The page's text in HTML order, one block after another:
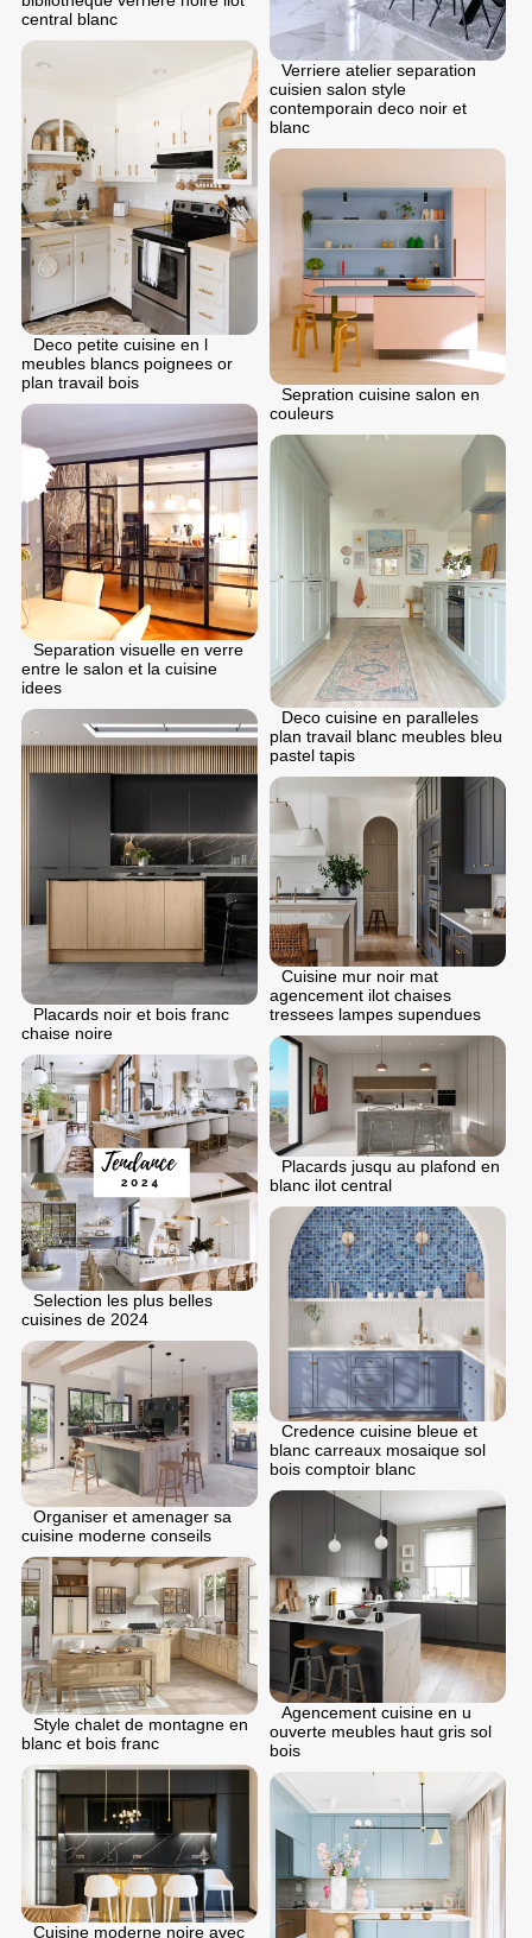
Verriere atelier separation
cuisien salon style
contemporain deco noir et
blanc
central blanc
Deco petite cuisine en l
meubles blancs poignees or
plan travail bois
Sepration cuisine salon en
couleurs
Separation visuelle en verre
entre le salon et la cuisine
idees
Deco cuisine en paralleles
plan travail blanc meubles bleu
pastel tapis
Placards noir et bois franc
chaise noire
Cuisine mur noir mat
agencement ilot chaises
tressees lampes supendues
Placards jusqu au plafond en
blanc ilot central
Selection les plus belles
cuisines de 2024
Credence cuisine bleue et
blanc carreaux mosaique sol
bois comptoir blanc
Organiser et amenager sa
cuisine moderne conseils
Agencement cuisine en u
ouverte meubles haut gris sol
bois
Style chalet de montagne en
blanc et bois franc
Cuisine moderne noire avec